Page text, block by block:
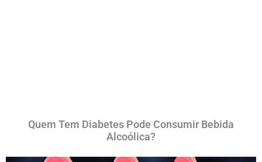
Quem Tem Diabetes Pode Consumir Bebida
Alcoólica?